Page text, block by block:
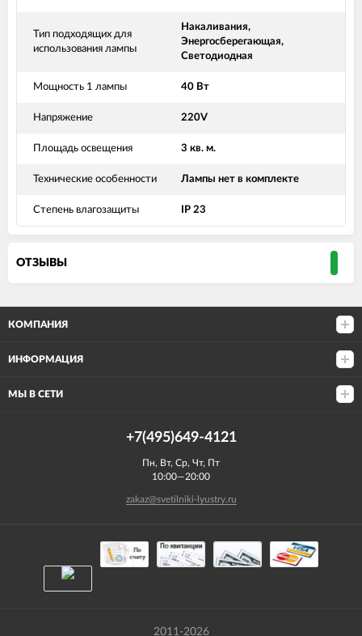
Тип подходящих для
использования лампы
Накаливания,
Энергосберегающая,
Светодиодная
Мощность 1 лампы 40 Вт
Напряжение 220V
Площадь освещения 3 кв. м.
Технические особенности Лампы нет в комплекте
Степень влагозащиты IP 23
ОТЗЫВЫ
КОМПАНИЯ
ИНФОРМАЦИЯ
МЫ В СЕТИ
+7(495)649-4121
Пн, Вт, Ср, Чт, Пт
10:00—20:00
zakaz@svetilniki-lyustry.ru
2011-2026